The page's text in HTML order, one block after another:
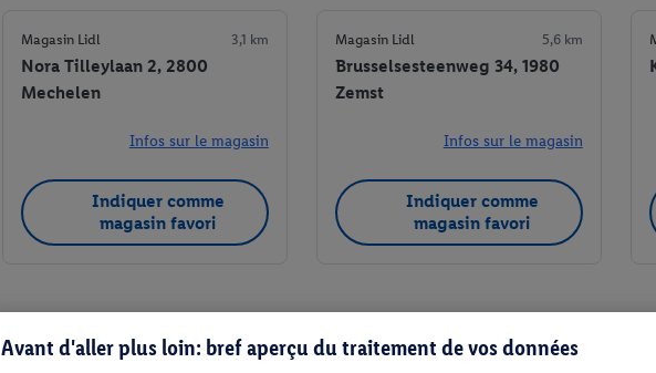
Magasin Lidl 3,1 km
Nora Tilleylaan 2, 2800
Mechelen
Infos sur le magasin
Indiquer comme
magasin favori
Magasin Lidl 5,6 km
Brusselsesteenweg 34, 1980
Zemst
Infos sur le magasin
Indiquer comme
magasin favori
Indiquer comme magasin favori
Avant d'aller plus loin: bref aperçu du traitement de vos données